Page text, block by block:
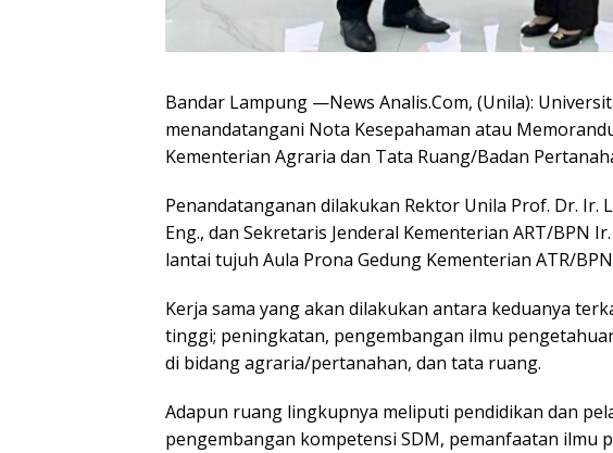
Bandar Lampung —News Analis.Com, (Unila):
menandatangani Nota Kesepahaman atau
Kementerian Agraria dan Tata Ruang/Badan
Penandatanganan dilakukan Rektor Unila Prof. Dr. Ir.
Eng., dan Sekretaris Jenderal Kementerian ART/BPN
lantai tujuh Aula Prona Gedung Kementerian ATR/
Kerja sama yang akan dilakukan antara keduanya
tinggi; peningkatan, pengembangan ilmu
di bidang agraria/pertanahan, dan tata ruang.
Adapun ruang lingkupnya meliputi pendidikan dan
pengembangan kompetensi SDM, pemanfaatan ilmu